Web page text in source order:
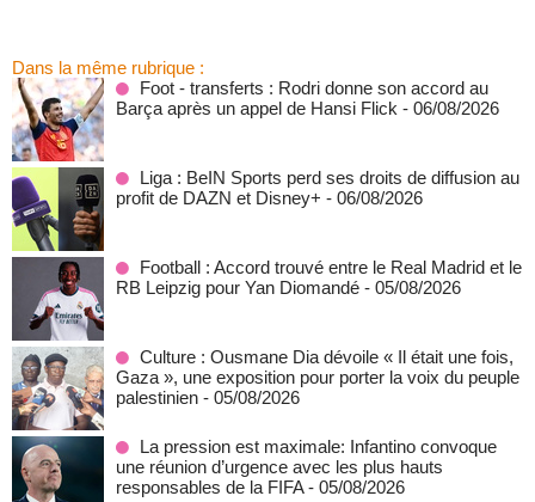
Dans la même rubrique :
Foot - transferts : Rodri donne son accord au
Barça après un appel de Hansi Flick - 06/08/2026
Liga : BeIN Sports perd ses droits de diffusion au
profit de DAZN et Disney+ - 06/08/2026
Football : Accord trouvé entre le Real Madrid et le
RB Leipzig pour Yan Diomandé - 05/08/2026
Culture : Ousmane Dia dévoile « Il était une fois,
Gaza », une exposition pour porter la voix du peuple
palestinien - 05/08/2026
La pression est maximale: Infantino convoque
une réunion d’urgence avec les plus hauts
responsables de la FIFA - 05/08/2026